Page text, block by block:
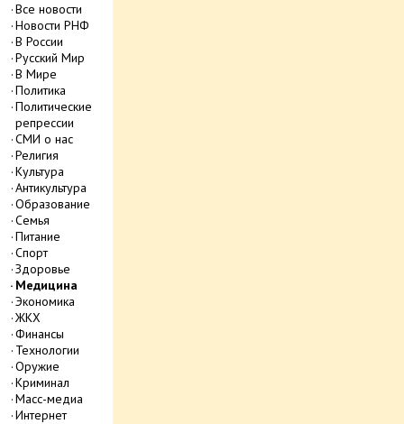
Все новости
Новости РНФ
В России
Русский Мир
В Мире
Политика
Политические
репрессии
СМИ о нас
Религия
Культура
Антикультура
Образование
Семья
Питание
Спорт
Здоровье
Медицина
Экономика
ЖКХ
Финансы
Технологии
Оружие
Криминал
Масс-медиа
Интернет